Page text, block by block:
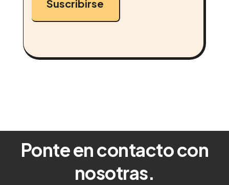
Suscribirse
Ponte en contacto con
nosotras.